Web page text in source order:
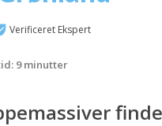
Verificeret Ekspert
9 minutter